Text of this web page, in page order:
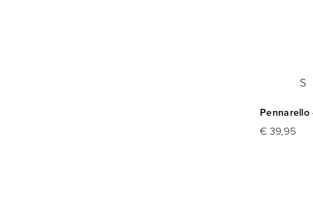
S
Pennarello
€ 39,95